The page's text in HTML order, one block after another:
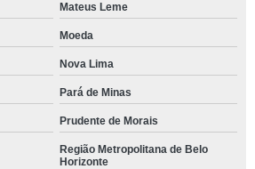
Mateus Leme
Moeda
Nova Lima
Pará de Minas
Prudente de Morais
Região Metropolitana de Belo
Horizonte